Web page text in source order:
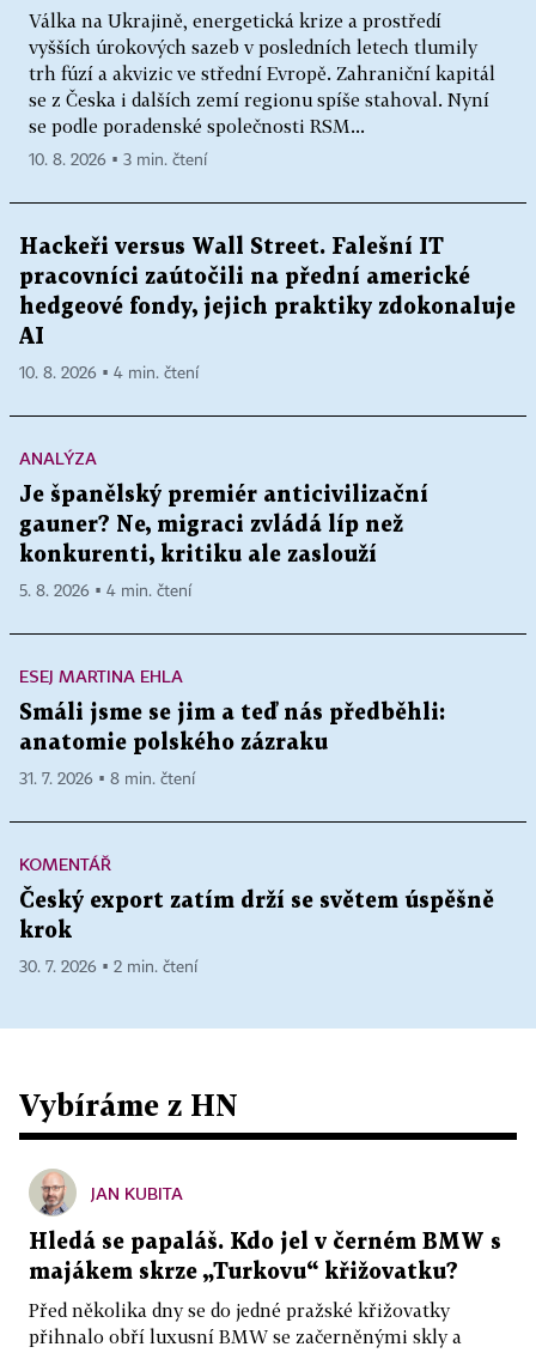
Válka na Ukrajině, energetická krize a prostředí
vyšších úrokových sazeb v posledních letech tlumily
trh fúzí a akvizic ve střední Evropě. Zahraniční kapitál
se z Česka i dalších zemí regionu spíše stahoval. Nyní
se podle poradenské společnosti RSM...
10. 8. 2026 ▪ 3 min. čtení
Hackeři versus Wall Street. Falešní IT
pracovníci zaútočili na přední americké
hedgeové fondy, jejich praktiky zdokonaluje
AI
10. 8. 2026 ▪ 4 min. čtení
ANALÝZA
Je španělský premiér anticivilizační
gauner? Ne, migraci zvládá líp než
konkurenti, kritiku ale zaslouží
5. 8. 2026 ▪ 4 min. čtení
ESEJ MARTINA EHLA
Smáli jsme se jim a teď nás předběhli:
anatomie polského zázraku
31. 7. 2026 ▪ 8 min. čtení
KOMENTÁŘ
Český export zatím drží se světem úspěšně
krok
30. 7. 2026 ▪ 2 min. čtení
Vybíráme z HN
JAN KUBITA
Hledá se papaláš. Kdo jel v černém BMW s
majákem skrze „Turkovu“ křižovatku?
Před několika dny se do jedné pražské křižovatky
přihnalo obří luxusní BMW se začerněnými skly a